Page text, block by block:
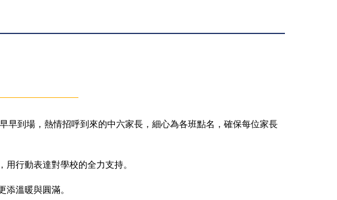
到場，熱情招呼到來的中六家長，細心為各班點名，確保每位家長
行動表達對學校的全力支持。
溫暖與圓滿。